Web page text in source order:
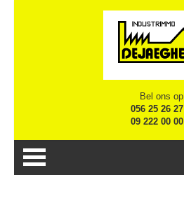
Bel ons op
056 25 26 27
09 222 00 00